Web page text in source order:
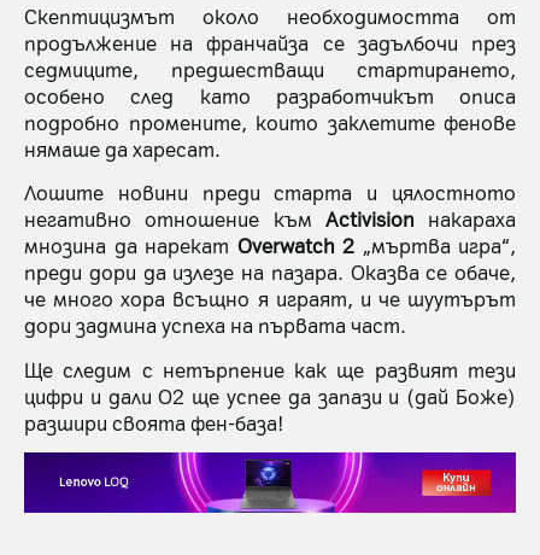
Скептицизмът около необходимостта от
продължение на франчайза се задълбочи през
седмиците, предшестващи стартирането,
особено след като разработчикът описа
подробно промените, които заклетите фенове
нямаше да харесат.
Лошите новини преди старта и цялостното
негативно отношение към Activision накараха
мнозина да нарекат Overwatch 2 „мъртва игра“,
преди дори да излезе на пазара. Оказва се обаче,
че много хора всъщно я играят, и че шуутърът
дори задмина успеха на първата част.
Ще следим с нетърпение как ще развият тези
цифри и дали O2 ще успее да запази и (дай Боже)
разшири своята фен-база!